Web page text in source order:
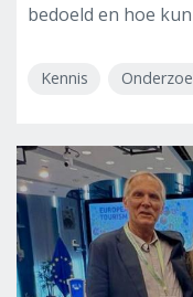
bedoeld en hoe
Kennis